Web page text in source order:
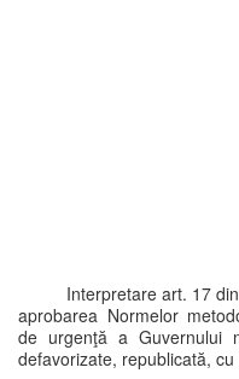
Interpretare art. 17
aprobarea Normelor
de urgenţă a Guvernului
defavorizate, republicată,